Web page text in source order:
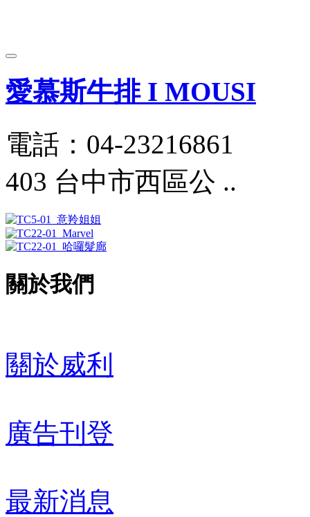
愛慕斯牛排 I MOUSI
電話：04-23216861
403 台中市西區公 ..
關於我們
關於威利
廣告刊登
最新消息